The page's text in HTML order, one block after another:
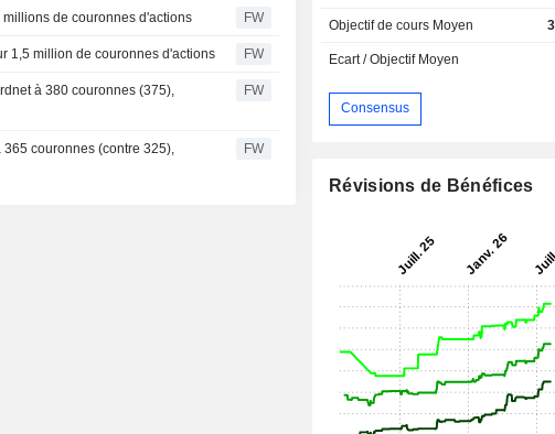
de couronnes d'actions FW
1,5 million de couronnes d'actions FW
à 380 couronnes (375),
FW
couronnes (contre 325),
FW
Objectif de cours Moyen
Ecart / Objectif Moyen
Consensus
Révisions de Bénéfices